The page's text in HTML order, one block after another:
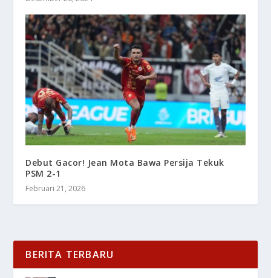
Debut Gacor! Jean Mota Bawa Persija Tekuk
PSM 2-1
Februari 21, 2026
BERITA TERBARU